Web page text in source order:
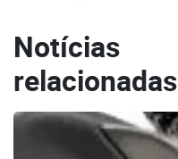
Notícias
relacionadas